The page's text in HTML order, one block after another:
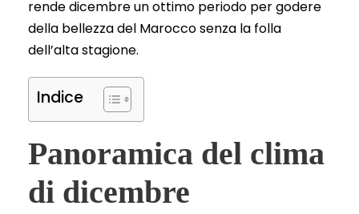
rende dicembre un ottimo periodo per godere
della bellezza del Marocco senza la folla
dell’alta stagione.
Indice
Panoramica del clima
di dicembre